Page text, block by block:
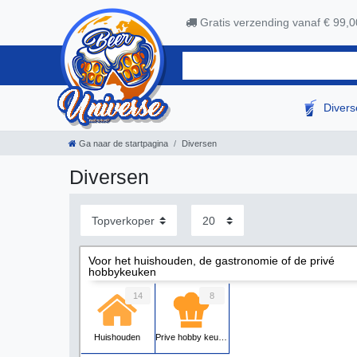
Gratis verzending vanaf €
Ga naar de startpagina Diversen
Diversen
Voor het huishouden, de gastronomie of de privé
hobbykeuken
Huishouden
14
Prive hobby keuken
8